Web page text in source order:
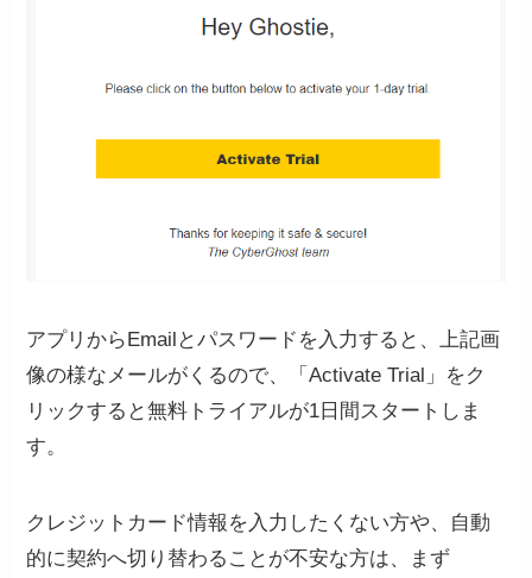
アプリからEmailとパスワードを入力すると、上記画
像の様なメールがくるので、「Activate Trial」をク
リックすると無料トライアルが1日間スタートしま
す。
クレジットカード情報を入力したくない方や、自動
的に契約へ切り替わることが不安な方は、まず